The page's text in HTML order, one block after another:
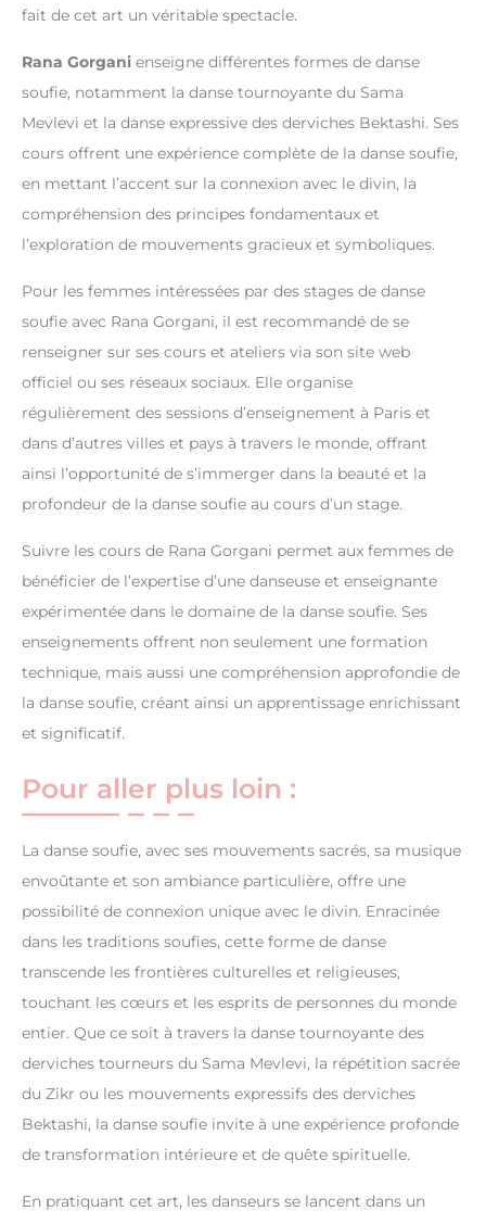
fait de cet art un véritable spectacle.
Rana Gorgani enseigne différentes formes de danse
soufie, notamment la danse tournoyante du Sama
Mevlevi et la danse expressive des derviches Bektashi. Ses
cours offrent une expérience complète de la danse soufie,
en mettant l’accent sur la connexion avec le divin, la
compréhension des principes fondamentaux et
l’exploration de mouvements gracieux et symboliques.
Pour les femmes intéressées par des stages de danse
soufie avec Rana Gorgani, il est recommandé de se
renseigner sur ses cours et ateliers via son site web
officiel ou ses réseaux sociaux. Elle organise
régulièrement des sessions d’enseignement à Paris et
dans d’autres villes et pays à travers le monde, offrant
ainsi l’opportunité de s’immerger dans la beauté et la
profondeur de la danse soufie au cours d’un stage.
Suivre les cours de Rana Gorgani permet aux femmes de
bénéficier de l’expertise d’une danseuse et enseignante
expérimentée dans le domaine de la danse soufie. Ses
enseignements offrent non seulement une formation
technique, mais aussi une compréhension approfondie de
la danse soufie, créant ainsi un apprentissage enrichissant
et significatif.
Pour aller plus loin :
La danse soufie, avec ses mouvements sacrés, sa musique
envoûtante et son ambiance particulière, offre une
possibilité de connexion unique avec le divin. Enracinée
dans les traditions soufies, cette forme de danse
transcende les frontières culturelles et religieuses,
touchant les cœurs et les esprits de personnes du monde
entier. Que ce soit à travers la danse tournoyante des
derviches tourneurs du Sama Mevlevi, la répétition sacrée
du Zikr ou les mouvements expressifs des derviches
Bektashi, la danse soufie invite à une expérience profonde
de transformation intérieure et de quête spirituelle.
En pratiquant cet art, les danseurs se lancent dans un